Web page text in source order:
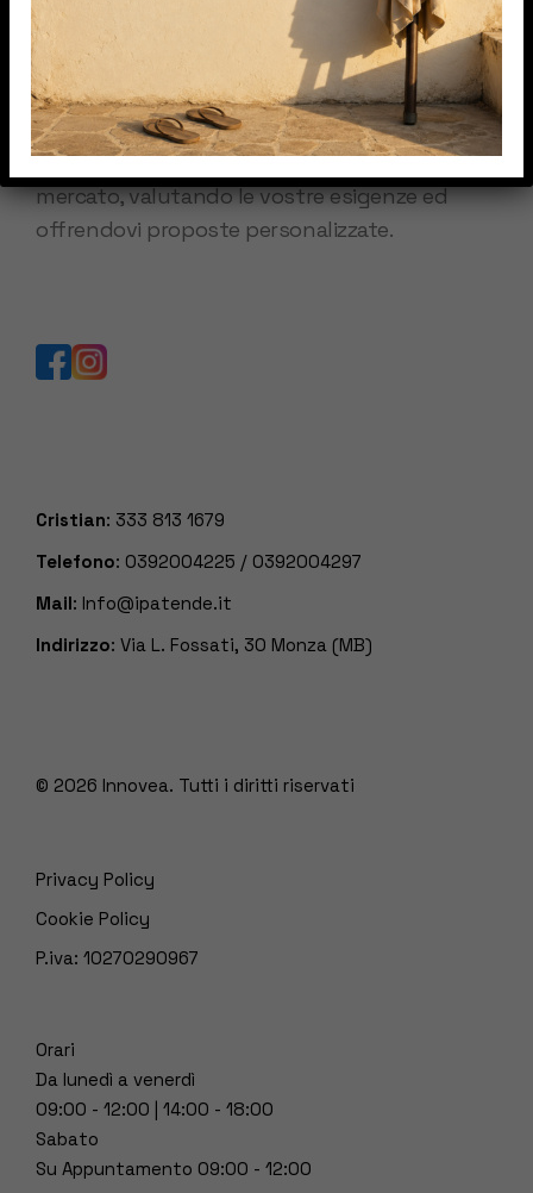
IPA TENDE S.r.l.s.
Con l’esperienza maturata siamo in grado di
proporvi e consigliarvi i migliori prodotti del
mercato, valutando le vostre esigenze ed
offrendovi proposte personalizzate.
Cristian: 333 813 1679
Telefono: 0392004225 / 0392004297
Mail: Info@ipatende.it
Indirizzo: Via L. Fossati, 30 Monza (MB)
© 2026 Innovea. Tutti i diritti riservati
Privacy Policy
Cookie Policy
P.iva: 10270290967
Orari
Da lunedì a venerdì
09:00 - 12:00 | 14:00 - 18:00
Sabato
Su Appuntamento 09:00 - 12:00